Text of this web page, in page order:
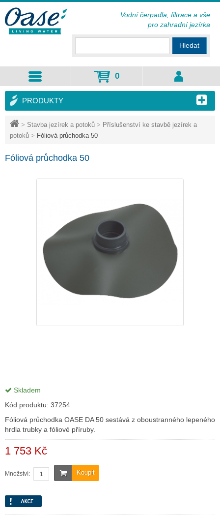
> Stavba jezírek a potoků > Příslušenství ke stavbě jezírek a
potoků > Fóliová průchodka 50
Fóliová průchodka 50
Skladem
Kód produktu: 37254
Fóliová průchodka OASE DA 50 sestává z oboustranného lepeného
hrdla trubky a fóliové příruby.
1 753 Kč
Koupit
Množství:
PRODUKTY
Hledat
0
Vodní čerpadla, filtrace a vše
pro zahradní jezírka